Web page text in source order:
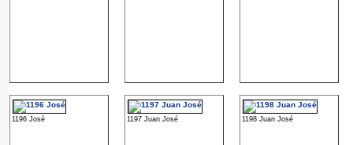
1196 José 1197 Juan José 1198 Juan José